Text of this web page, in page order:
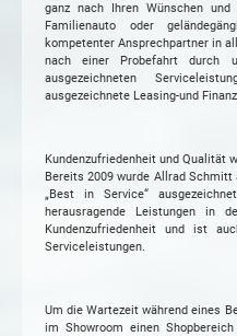
ganz nach Ihren Wünschen und
Familienauto oder
kompetenter Ansprechpartner in
nach einer Probefahrt durch
ausgezeichneten
ausgezeichnete Leasing-und
Kundenzufriedenheit und Qualität
Bereits 2009 wurde Allrad
„Best in Service“
herausragende Leistungen in
Kundenzufriedenheit und ist
Serviceleistungen.
Um die Wartezeit während eines
im Showroom einen